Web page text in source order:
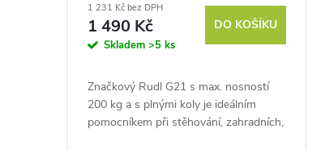
1 231 Kč bez DPH
1 490 Kč
Skladem >5 ks
DO KOŠÍKU
Značkový Rudl G21 s max. nosností
200 kg a s plnými koly je ideálním
pomocníkem při stěhování, zahradních,